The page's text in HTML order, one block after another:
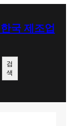
국 제조업
검
색